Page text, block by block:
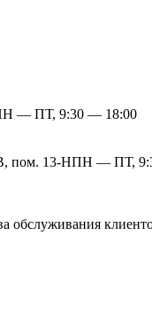
— ПТ, 9:30 — 18:00
пом. 13-НПН — ПТ,